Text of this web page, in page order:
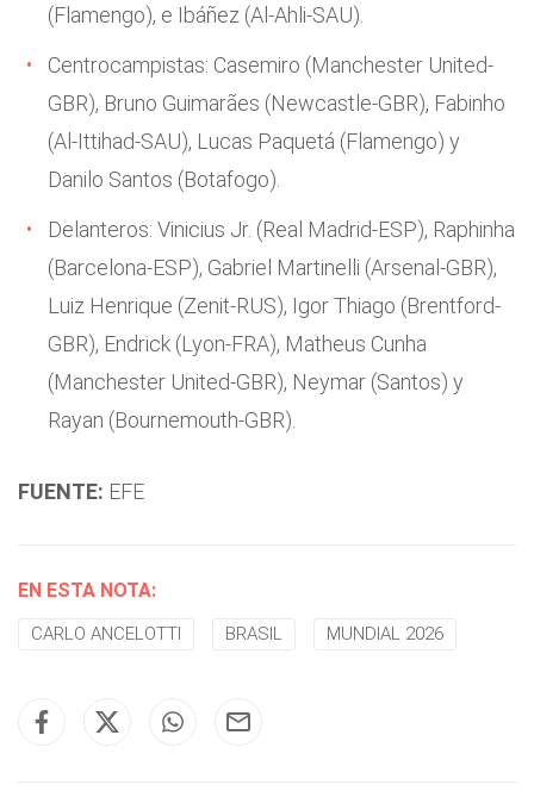
(Flamengo), e Ibáñez (Al-Ahli-SAU).
Centrocampistas: Casemiro (Manchester United-
GBR), Bruno Guimarães (Newcastle-GBR), Fabinho
(Al-Ittihad-SAU), Lucas Paquetá (Flamengo) y
Danilo Santos (Botafogo).
Delanteros: Vinicius Jr. (Real Madrid-ESP), Raphinha
(Barcelona-ESP), Gabriel Martinelli (Arsenal-GBR),
Luiz Henrique (Zenit-RUS), Igor Thiago (Brentford-
GBR), Endrick (Lyon-FRA), Matheus Cunha
(Manchester United-GBR), Neymar (Santos) y
Rayan (Bournemouth-GBR).
FUENTE: EFE
EN ESTA NOTA:
CARLO ANCELOTTI BRASIL MUNDIAL 2026